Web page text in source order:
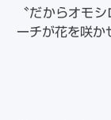
〝だからオモ
ーチが花を咲か